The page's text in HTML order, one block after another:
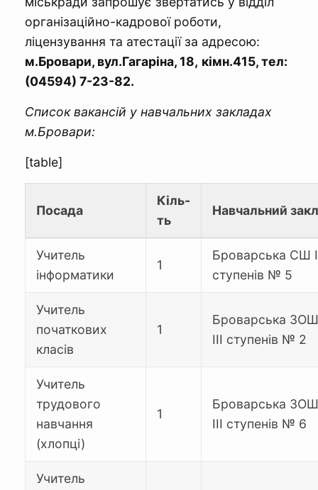
організаційно-кадрової роботи,
ліцензування та атестації за адресою:
м.Бровари, вул.Гагаріна, 18, кімн.415, тел:
(04594) 7-23-82.
Список вакансій у навчальних закладах
м.Бровари:
[table]
Посада
Кіль-
ть
Навчальний
Учитель
інформатики
1
Броварська CШ І-
ступенів № 5
Учитель
початкових
класів
1
Броварська
ІІІ ступенів № 2
Учитель
трудового
навчання
(хлопці)
1
Броварська
ІІІ ступенів № 6
Учитель